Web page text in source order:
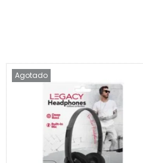
Agotado